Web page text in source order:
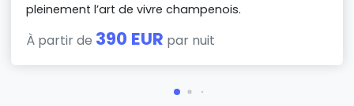
pleinement l’art de vivre champenois.
À partir de 390 EUR par nuit